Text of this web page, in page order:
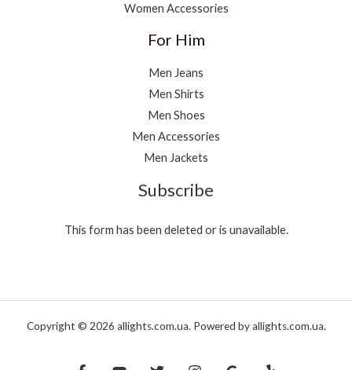
Women Accessories
For Him
Men Jeans
Men Shirts
Men Shoes
Men Accessories
Men Jackets
Subscribe
This form has been deleted or is unavailable.
Copyright © 2026 allights.com.ua. Powered by allights.com.ua.